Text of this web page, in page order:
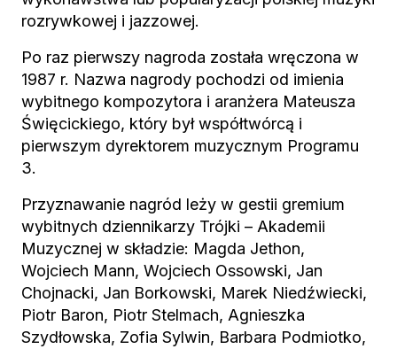
rozrywkowej i jazzowej.
Po raz pierwszy nagroda została wręczona w
1987 r. Nazwa nagrody pochodzi od imienia
wybitnego kompozytora i aranżera Mateusza
Święcickiego, który był współtwórcą i
pierwszym dyrektorem muzycznym Programu
3.
Przyznawanie nagród leży w gestii gremium
wybitnych dziennikarzy Trójki – Akademii
Muzycznej w składzie: Magda Jethon,
Wojciech Mann, Wojciech Ossowski, Jan
Chojnacki, Jan Borkowski, Marek Niedźwiecki,
Piotr Baron, Piotr Stelmach, Agnieszka
Szydłowska, Zofia Sylwin, Barbara Podmiotko,